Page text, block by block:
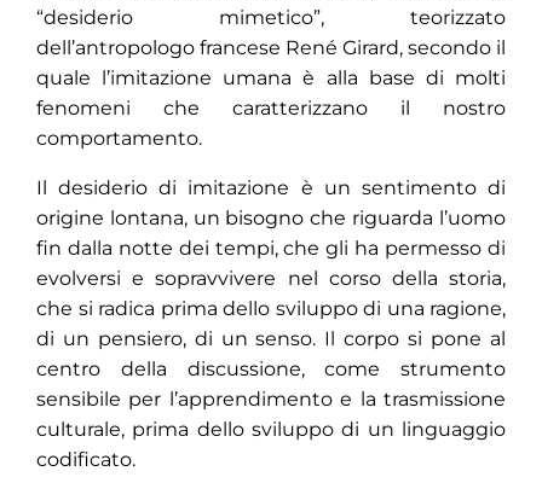
“desiderio mimetico”, teorizzato
dell’antropologo francese René Girard, secondo il
quale l’imitazione umana è alla base di molti
fenomeni che caratterizzano il nostro
comportamento.
Il desiderio di imitazione è un sentimento di
origine lontana, un bisogno che riguarda l’uomo
fin dalla notte dei tempi, che gli ha permesso di
evolversi e sopravvivere nel corso della storia,
che si radica prima dello sviluppo di una ragione,
di un pensiero, di un senso. Il corpo si pone al
centro della discussione, come strumento
sensibile per l’apprendimento e la trasmissione
culturale, prima dello sviluppo di un linguaggio
codificato.